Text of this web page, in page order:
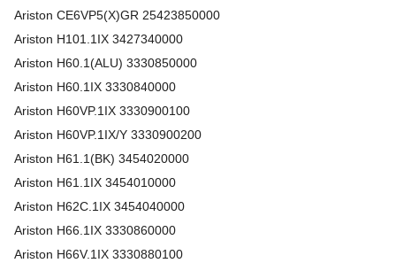
Ariston CE6VP5(X)GR 25423850000
Ariston H101.1IX 3427340000
Ariston H60.1(ALU) 3330850000
Ariston H60.1IX 3330840000
Ariston H60VP.1IX 3330900100
Ariston H60VP.1IX/Y 3330900200
Ariston H61.1(BK) 3454020000
Ariston H61.1IX 3454010000
Ariston H62C.1IX 3454040000
Ariston H66.1IX 3330860000
Ariston H66V.1IX 3330880100